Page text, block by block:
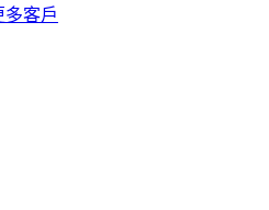
客戶